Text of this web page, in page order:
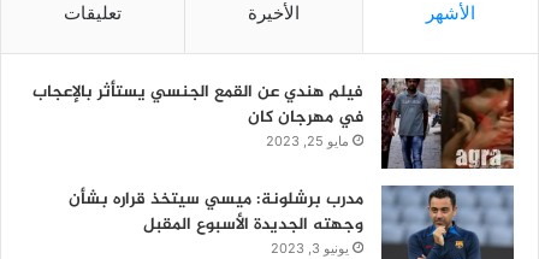
الأشهر الأخيرة تعليقات
فيلم هندي عن القمع الجنسي يستأثر بالإعجاب
في مهرجان كان
مايو 25, 2023
مدرب برشلونة: ميسي سيتخذ قراره بشأن
وجهته الجديدة الأسبوع المقبل
يونيو 3, 2023